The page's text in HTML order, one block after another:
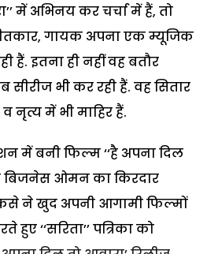
में अभिनय कर चर्चा में हैं, तो
गायक अपना एक म्यूजिक
हैं. इतना ही नहीं वह बतौर
भी कर रही हैं. वह सितार
नृत्य में भी माहिर हैं.
में बनी फिल्म ‘‘है अपना दिल
बिजनेस ओमन का किरदार
ने खुद अपनी आगामी फिल्मों
‘‘सरिता’’ पत्रिका को